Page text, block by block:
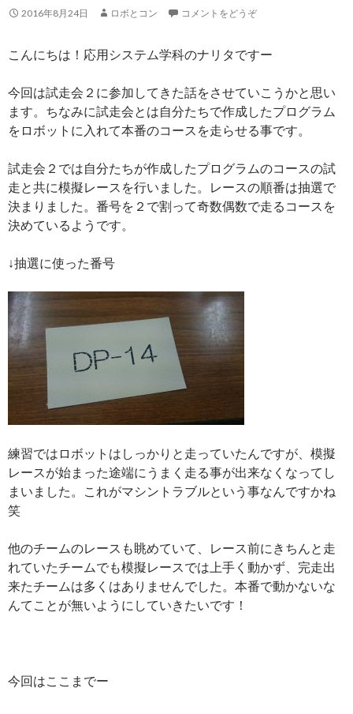
2016年8月24日 ロボとコン コメントをどうぞ
こんにちは！応用システム学科のナリタですー
今回は試走会２に参加してきた話をさせていこうかと思い
ます。ちなみに試走会とは自分たちで作成したプログラム
をロボットに入れて本番のコースを走らせる事です。
試走会２では自分たちが作成したプログラムのコースの試
走と共に模擬レースを行いました。レースの順番は抽選で
決まりました。番号を２で割って奇数偶数で走るコースを
決めているようです。
↓抽選に使った番号
練習ではロボットはしっかりと走っていたんですが、模擬
レースが始まった途端にうまく走る事が出来なくなってし
まいました。これがマシントラブルという事なんですかね
笑
他のチームのレースも眺めていて、レース前にきちんと走
れていたチームでも模擬レースでは上手く動かず、完走出
来たチームは多くはありませんでした。本番で動かないな
んてことが無いようにしていきたいです！
今回はここまでー